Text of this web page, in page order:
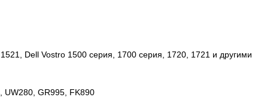
Dell Vostro 1500 серия, 1700 серия, 1720, 1721 и другими
UW280, GR995, FK890